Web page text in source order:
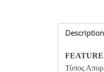
Description
Τύπος